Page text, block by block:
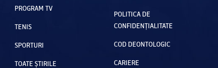
PROGRAM TV
TENIS
SPORTURI
TOATE ȘTIRILE
POLITICA DE
CONFIDENȚIALITATE
COD DEONTOLOGIC
CARIERE